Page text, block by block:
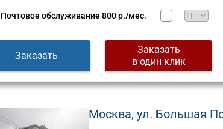
Почтовое обслуживание 800 р./мес.
Заказать
Заказать
в один клик
Москва, ул. Большая